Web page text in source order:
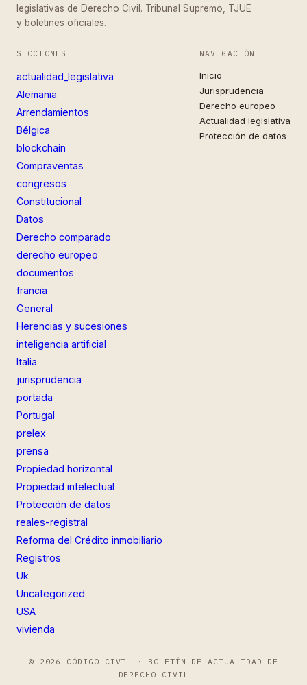
legislativas de Derecho Civil. Tribunal Supremo, TJUE
y boletines oficiales.
SECCIONES
actualidad_legislativa
Alemania
Arrendamientos
Bélgica
blockchain
Compraventas
congresos
Constitucional
Datos
Derecho comparado
derecho europeo
documentos
francia
General
Herencias y sucesiones
inteligencia artificial
Italia
jurisprudencia
portada
Portugal
prelex
prensa
Propiedad horizontal
Propiedad intelectual
Protección de datos
reales-registral
Reforma del Crédito inmobiliario
Registros
Uk
Uncategorized
USA
vivienda
NAVEGACIÓN
Inicio
Jurisprudencia
Derecho europeo
Actualidad legislativa
Protección de datos
© 2026 CÓDIGO CIVIL · BOLETÍN DE ACTUALIDAD DE
DERECHO CIVIL